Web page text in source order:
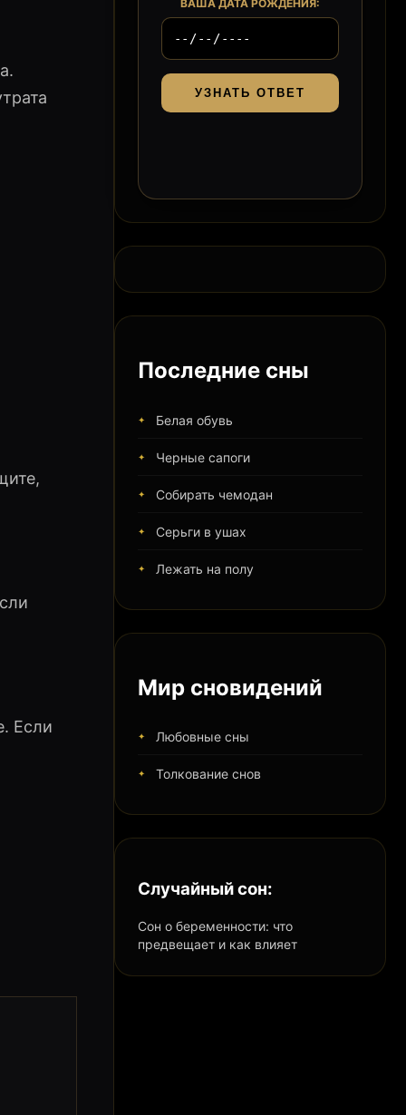
Если
ВАША ДАТА РОЖДЕНИЯ:
УЗНАТЬ ОТВЕТ
Последние сны
Белая обувь
Черные сапоги
Собирать чемодан
Серьги в ушах
Лежать на полу
Мир сновидений
Любовные сны
Толкование снов
Случайный сон:
Сон о беременности: что
предвещает и как влияет